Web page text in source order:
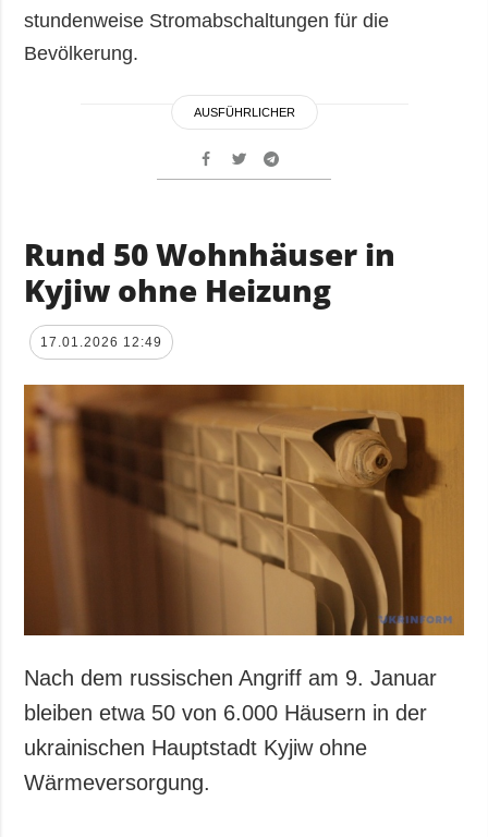
stundenweise Stromabschaltungen für die
Bevölkerung.
AUSFÜHRLICHER
Rund 50 Wohnhäuser in
Kyjiw ohne Heizung
17.01.2026 12:49
Nach dem russischen Angriff am 9. Januar
bleiben etwa 50 von 6.000 Häusern in der
ukrainischen Hauptstadt Kyjiw ohne
Wärmeversorgung.